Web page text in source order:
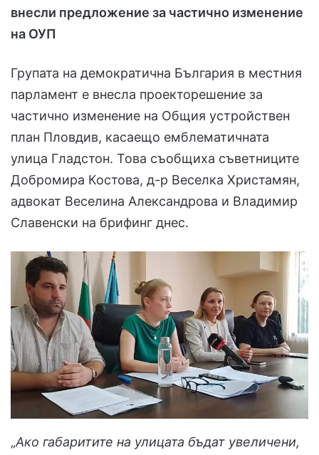
внесли предложение за частично изменение
на ОУП
Групата на демократична България в местния
парламент е внесла проекторешение за
частично изменение на Общия устройствен
план Пловдив, касаещо емблематичната
улица Гладстон. Това съобщиха съветниците
Добромира Костова, д-р Веселка Христамян,
адвокат Веселина Александрова и Владимир
Славенски на брифинг днес.
„Ако габаритите на улицата бъдат увеличени,